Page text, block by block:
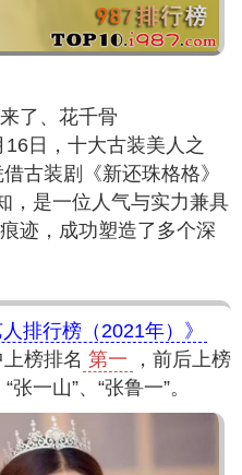
了、花千骨
日，十大古装美人之
古装剧《新还珠格格》
，是一位人气与实力兼具
迹，成功塑造了多个深
排行榜（2021年）》
榜排名 第一
，前后上榜
张一山”、“张鲁一”。